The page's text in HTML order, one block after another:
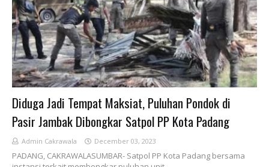
Diduga Jadi Tempat Maksiat, Puluhan Pondok di
Pasir Jambak Dibongkar Satpol PP Kota Padang
Admin Cakrawala December 03, 2023
PADANG, CAKRAWALASUMBAR- Satpol PP Kota Padang bersama